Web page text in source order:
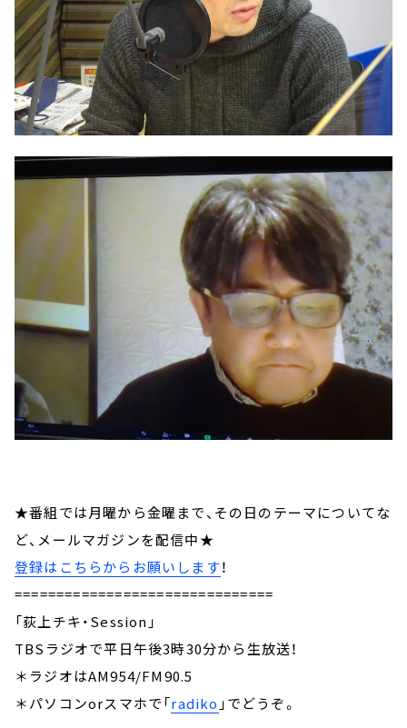
★番組では月曜から金曜まで、その日のテーマについてな
ど、メールマガジンを配信中★
登録はこちらからお願いします！
===============================
「荻上チキ・Session」
TBSラジオで平日午後3時30分から生放送！
＊ラジオはAM954/FM90.5
＊パソコンorスマホで「radiko 」でどうぞ。